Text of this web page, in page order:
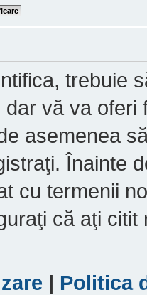
trebuie
vă va oferi
asemenea
Înainte
cu termenii
că aţi
| Politica